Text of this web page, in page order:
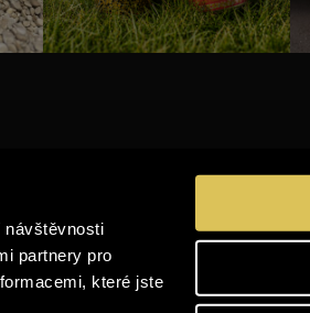
návštěvnosti
partnery pro
které jste
OSOBNÍCH
LINKEDIN